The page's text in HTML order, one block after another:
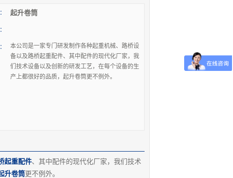
起升卷筒
本公司是一家专门研发制作各种起重机械、路桥设
备以及路桥起重配件、其中配件的现代化厂家，我
们技术设备以及创新的研发工艺，在每个设备的生
产上都很好的品质，起升卷筒更不例外。
起重配件、其中配件的现代化厂家，我们技术
升卷筒 更不例外。